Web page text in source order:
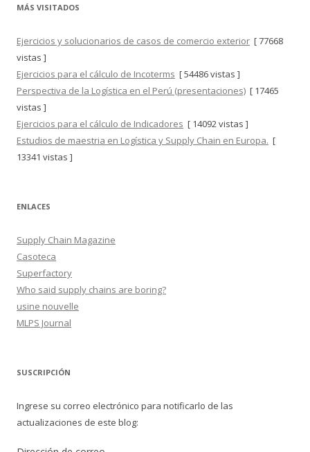
MÁS VISITADOS
Ejercicios y solucionarios de casos de comercio exterior [ 77668
vistas ]
Ejercicios para el cálculo de Incoterms [ 54486 vistas ]
Perspectiva de la Logística en el Perú (presentaciones) [ 17465
vistas ]
Ejercicios para el cálculo de Indicadores [ 14092 vistas ]
Estudios de maestria en Logística y Supply Chain en Europa. [
13341 vistas ]
ENLACES
Supply Chain Magazine
Casoteca
Superfactory
Who said supply chains are boring?
usine nouvelle
MLPS Journal
SUSCRIPCIÓN
Ingrese su correo electrónico para notificarlo de las
actualizaciones de este blog: